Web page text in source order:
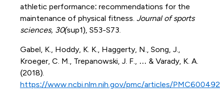
athletic performance: recommendations for the
maintenance of physical fitness. Journal of sports
sciences, 30(sup1), S53-S73.
Gabel, K., Hoddy, K. K., Haggerty, N., Song, J.,
Kroeger, C. M., Trepanowski, J. F., … & Varady, K. A.
(2018).
https://www.ncbi.nlm.nih.gov/pmc/articles/